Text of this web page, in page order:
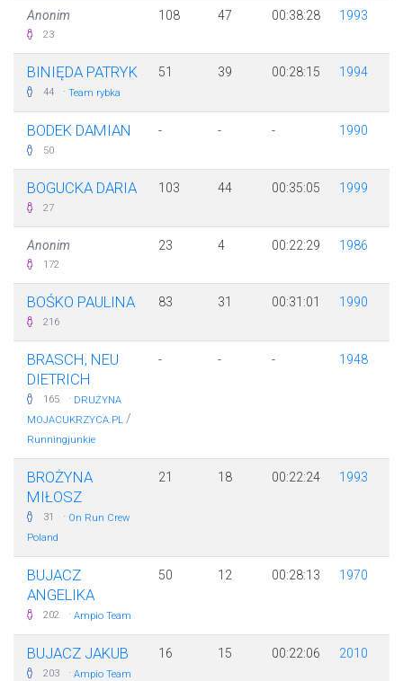
Anonim
23
108 47 00:38:28 1993
BINIĘDA PATRYK
44 · Team rybka
51 39 00:28:15 1994
BODEK DAMIAN
50
- - - 1990
BOGUCKA DARIA
27
103 44 00:35:05 1999
Anonim
172
23 4 00:22:29 1986
BOŚKO PAULINA
216
83 31 00:31:01 1990
BRASCH, NEU
DIETRICH
165 · DRUŻYNA
MOJACUKRZYCA.PL /
Runningjunkie
- - - 1948
BROŻYNA
MIŁOSZ
31 · On Run Crew
Poland
21 18 00:22:24 1993
BUJACZ
ANGELIKA
202 · Ampio Team
50 12 00:28:13 1970
BUJACZ JAKUB
203 · Ampio Team
16 15 00:22:06 2010